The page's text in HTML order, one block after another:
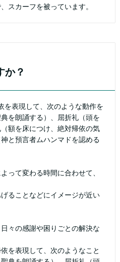
スカーフを被っています。
か？
表現して、次のような動作を
を朗誦する）、屈折礼（頭を
額を床につけ、絶対帰依の気
と預言者ムハンマドを認める
って変わる時間に合わせて、
ることなどにイメージが近い
々の感謝や困りごとの解決な
を表現して、次のようなこと